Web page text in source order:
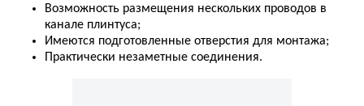
Возможность размещения нескольких проводов в
канале плинтуса;
Имеются подготовленные отверстия для монтажа;
Практически незаметные соединения.